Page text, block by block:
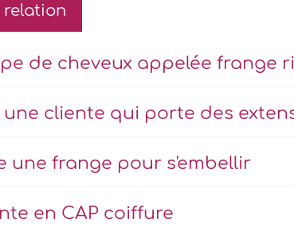
relation
de cheveux appelée frange
une cliente qui porte des
une frange pour s'embellir
en CAP coiffure